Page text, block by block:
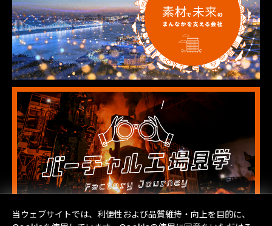
当ウェブサイトでは、利便性および品質維持・向上を目的に、